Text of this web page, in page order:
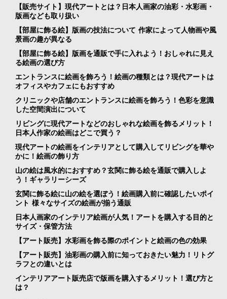
【販売サイト】現代アートとは？日本人画家の油彩・水彩画・
版画なども取り扱い
【部屋に飾る絵】版画の技法について 作家によって人物画や風
景画の趣が異なる
【部屋に飾る絵】版画を通販で手に入れよう！おしゃれに見え
る絵画の選び方
エントランスに絵画を飾ろう！絵画の種類とは？現代アートは
オフィスやカフェにもおすすめ
クリニックや店舗のエントランスに絵画を飾ろう！色彩を意識
した空間演出について
リビングに現代アートなどのおしゃれな絵画を飾るメリット！
日本人作家の絵画はどこで買う？
現代アートの絵画をインテリアとして購入してリビングを華や
かに！絵画の飾り方
山の絵は風水的におすすめ？玄関に飾る絵を通販で購入しよ
う！ギャラリーシーズ
玄関に飾る絵に山の絵を選ぼう！絵画購入前に確認したいポイ
ント 様々なサイズの絵画が揃う通販
日本人画家のインテリア絵画が人気！アートを購入する目的と
サイズ・保管方法
【アート販売】水彩画を飾る際のポイントと絵画の色の効果
【アート販売】油彩画の購入前に知っておきたい魅力！リトグ
ラフとの違いとは
インテリアアート販売店で版画を購入するメリット！選び方と
は？